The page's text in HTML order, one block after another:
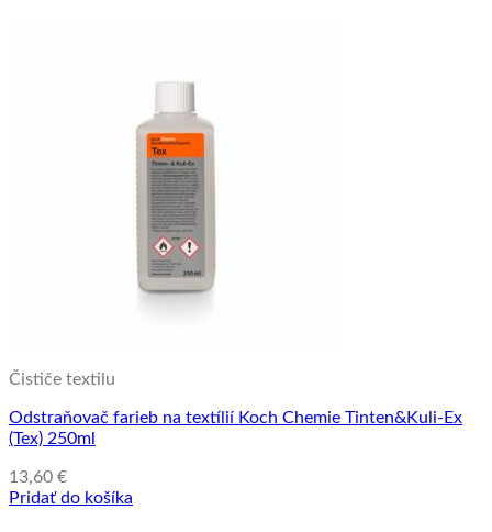
Čističe textilu
Odstraňovač farieb na textílií Koch Chemie Tinten&Kuli-Ex
(Tex) 250ml
13,60 €
Pridať do košíka